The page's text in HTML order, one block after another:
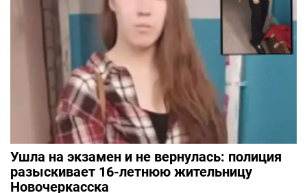
Ушла на экзамен и не вернулась: полиция
разыскивает 16-летнюю жительницу
Новочеркасска